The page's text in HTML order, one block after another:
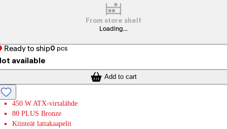
From store shelf
Loading...
Ready to ship0 pcs
available
Add to cart
450 W ATX-virtalähde
80 PLUS Bronze
Kiinteät lattakaapelit